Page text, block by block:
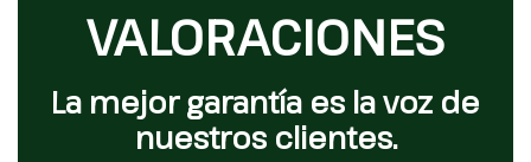
VALORACIONES
La mejor garantía es la voz de
nuestros clientes.